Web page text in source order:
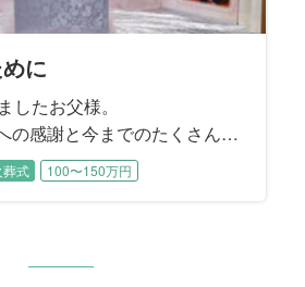
に
したお父様。
の感謝と今までのたくさんの
ようなお見送りとなりまし
別れいただきました。
葬式 100〜150万円